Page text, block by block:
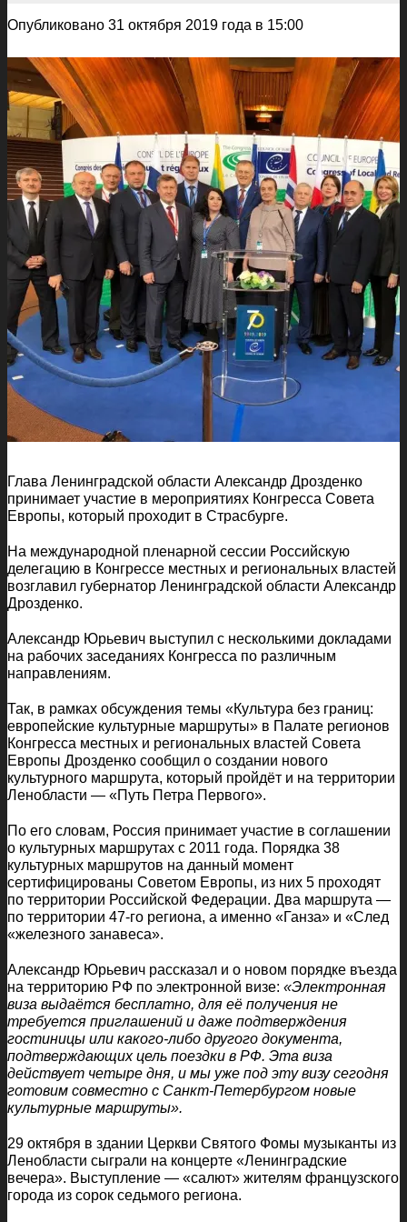
Опубликовано 31 октября 2019 года в 15:00
Глава Ленинградской области Александр Дрозденко
принимает участие в мероприятиях Конгресса Совета
Европы, который проходит в Страсбурге.
На международной пленарной сессии Российскую
делегацию в Конгрессе местных и региональных властей
возглавил губернатор Ленинградской области Александр
Дрозденко.
Александр Юрьевич выступил с несколькими докладами
на рабочих заседаниях Конгресса по различным
направлениям.
Так, в рамках обсуждения темы «Культура без границ:
европейские культурные маршруты» в Палате регионов
Конгресса местных и региональных властей Совета
Европы Дрозденко сообщил о создании нового
культурного маршрута, который пройдёт и на территории
Ленобласти — «Путь Петра Первого».
По его словам, Россия принимает участие в соглашении
о культурных маршрутах с 2011 года. Порядка 38
культурных маршрутов на данный момент
сертифицированы Советом Европы, из них 5 проходят
по территории Российской Федерации. Два маршрута —
по территории 47-го региона, а именно «Ганза» и «След
«железного занавеса».
Александр Юрьевич рассказал и о новом порядке въезда
на территорию РФ по электронной визе: «Электронная
виза выдаётся бесплатно, для её получения не
требуется приглашений и даже подтверждения
гостиницы или какого-либо другого документа,
подтверждающих цель поездки в РФ. Эта виза
действует четыре дня, и мы уже под эту визу сегодня
готовим совместно с Санкт-Петербургом новые
культурные маршруты».
29 октября в здании Церкви Святого Фомы музыканты из
Ленобласти сыграли на концерте «Ленинградские
вечера». Выступление — «салют» жителям французского
города из сорок седьмого региона.